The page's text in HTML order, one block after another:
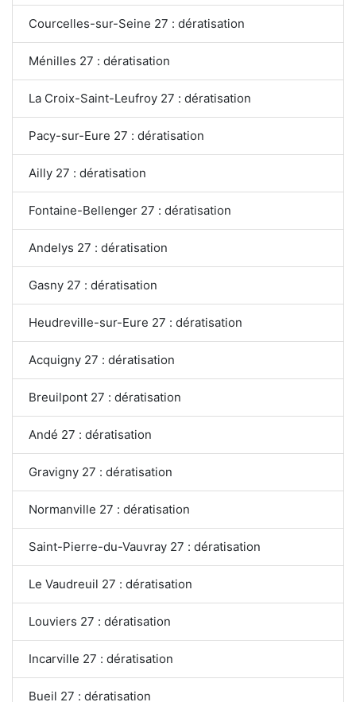
Courcelles-sur-Seine 27 : dératisation
Ménilles 27 : dératisation
La Croix-Saint-Leufroy 27 : dératisation
Pacy-sur-Eure 27 : dératisation
Ailly 27 : dératisation
Fontaine-Bellenger 27 : dératisation
Andelys 27 : dératisation
Gasny 27 : dératisation
Heudreville-sur-Eure 27 : dératisation
Acquigny 27 : dératisation
Breuilpont 27 : dératisation
Andé 27 : dératisation
Gravigny 27 : dératisation
Normanville 27 : dératisation
Saint-Pierre-du-Vauvray 27 : dératisation
Le Vaudreuil 27 : dératisation
Louviers 27 : dératisation
Incarville 27 : dératisation
Bueil 27 : dératisation